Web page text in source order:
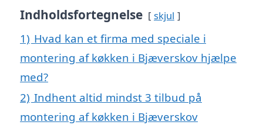
Indholdsfortegnelse skjul
1) Hvad kan et firma med speciale i
montering af køkken i Bjæverskov hjælpe
med?
2) Indhent altid mindst 3 tilbud på
montering af køkken i Bjæverskov